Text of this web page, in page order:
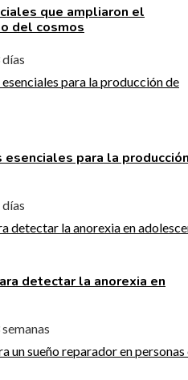
que ampliaron el
del cosmos
para la
detectar la anorexia en